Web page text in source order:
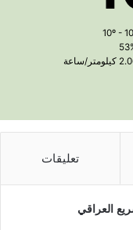
ساعة
تعليقات
العراقي